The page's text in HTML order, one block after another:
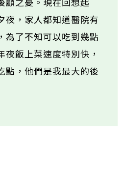
夜，家人都知道醫院有
為了不知可以吃到幾點
夜飯上菜速度特別快，
點，他們是我最大的後